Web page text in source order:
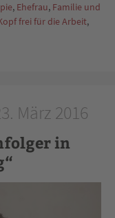
, Ehefrau, Familie und
frei für die Arbeit,
März 2016
in